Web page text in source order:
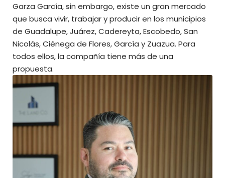
Garza García, sin embargo, existe un gran mercado
que busca vivir, trabajar y producir en los municipios
de Guadalupe, Juárez, Cadereyta, Escobedo, San
Nicolás, Ciénega de Flores, García y Zuazua. Para
todos ellos, la compañía tiene más de una
propuesta.